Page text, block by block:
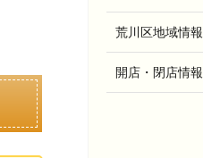
荒川区地域情報
開店・閉店情報